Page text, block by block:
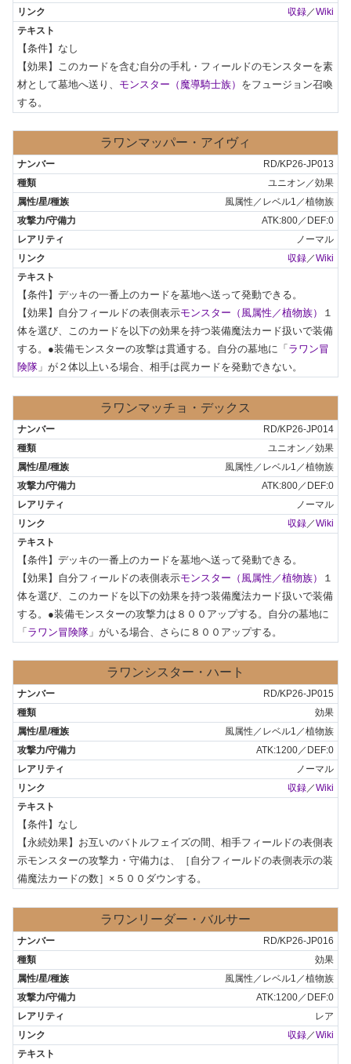
収録／Wiki
【条件】なし
【効果】このカードを含む自分の手札・フィールドのモンスターを素
材として墓地へ送り、 モンスター（魔導騎士族） をフュージョン召喚
する。
ラワンマッパー・アイヴィ
RD/KP26-JP013
ユニオン／効果
風属性／レベル1／植物族
ATK:800／DEF:0
ノーマル
収録／Wiki
【条件】デッキの一番上のカードを墓地へ送って発動できる。
【効果】自分フィールドの表側表示モンスター（風属性／植物族）
１
体を選び、このカードを以下の効果を持つ装備魔法カード扱いで装備
する。●装備モンスターの攻撃は貫通する。自分の墓地に「 ラワン冒
険隊 」が２体以上いる場合、相手は罠カードを発動できない。
ラワンマッチョ・デックス
RD/KP26-JP014
ユニオン／効果
風属性／レベル1／植物族
ATK:800／DEF:0
ノーマル
収録／Wiki
【条件】デッキの一番上のカードを墓地へ送って発動できる。
【効果】自分フィールドの表側表示モンスター（風属性／植物族）
１
体を選び、このカードを以下の効果を持つ装備魔法カード扱いで装備
する。●装備モンスターの攻撃力は８００アップする。自分の墓地に
「 ラワン冒険隊 」がいる場合、さらに８００アップする。
ラワンシスター・ハート
RD/KP26-JP015
効果
風属性／レベル1／植物族
ATK:1200／DEF:0
ノーマル
収録／Wiki
【条件】なし
【永続効果】お互いのバトルフェイズの間、相手フィールドの表側表
示モンスターの攻撃力・守備力は、［自分フィールドの表側表示の装
備魔法カードの数］×５００ダウンする。
ラワンリーダー・バルサー
RD/KP26-JP016
効果
風属性／レベル1／植物族
ATK:1200／DEF:0
レア
収録 ／Wiki